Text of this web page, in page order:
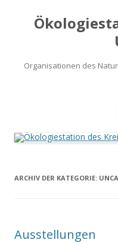
Organisationen des
ARCHIV DER KATEGORIE:
Ausstellungen